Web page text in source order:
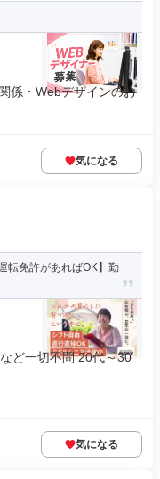
係・Webデザインのお
気になる
転免許があればOK】勤
ど一切不問 20代～30
気になる